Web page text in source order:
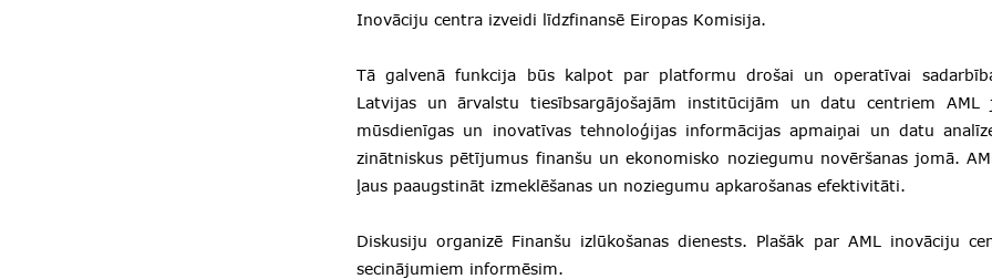
Inovāciju centra izveidi līdzfinansē Eiropas Komisija.
Tā galvenā funkcija būs kalpot par platformu drošai un operatīvai
Latvijas un ārvalstu tiesībsargājošajām institūcijām un datu centriem AML
mūsdienīgas un inovatīvas tehnoloģijas informācijas apmaiņai un datu
zinātniskus pētījumus finanšu un ekonomisko noziegumu novēršanas jomā.
ļaus paaugstināt izmeklēšanas un noziegumu apkarošanas efektivitāti.
Diskusiju organizē Finanšu izlūkošanas dienests. Plašāk par AML inovāciju
secinājumiem informēsim.